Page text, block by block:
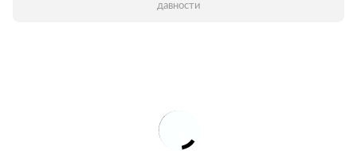
давности